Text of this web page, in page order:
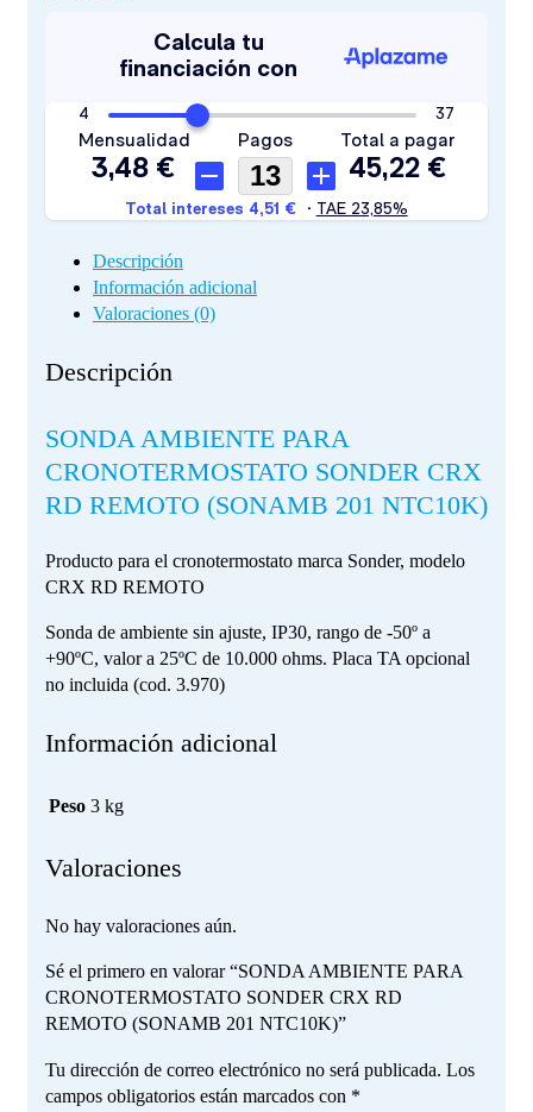
Descripción
Información adicional
Valoraciones (0)
Descripción
SONDA AMBIENTE PARA
CRONOTERMOSTATO SONDER CRX
RD REMOTO (SONAMB 201 NTC10K)
Producto para el cronotermostato marca Sonder, modelo
CRX RD REMOTO
Sonda de ambiente sin ajuste, IP30, rango de -50º a
+90ºC, valor a 25ºC de 10.000 ohms. Placa TA opcional
no incluida (cod. 3.970)
Información adicional
Peso 3 kg
Valoraciones
No hay valoraciones aún.
Sé el primero en valorar “SONDA AMBIENTE PARA
CRONOTERMOSTATO SONDER CRX RD
REMOTO (SONAMB 201 NTC10K)”
Tu dirección de correo electrónico no será publicada. Los
campos obligatorios están marcados con *